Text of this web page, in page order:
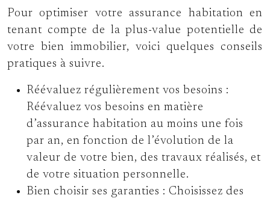
Pour optimiser votre assurance habitation en
tenant compte de la plus-value potentielle de
votre bien immobilier, voici quelques conseils
pratiques à suivre.
Réévaluez régulièrement vos besoins :
Réévaluez vos besoins en matière
d’assurance habitation au moins une fois
par an, en fonction de l’évolution de la
valeur de votre bien, des travaux réalisés, et
de votre situation personnelle.
Bien choisir ses garanties : Choisissez des